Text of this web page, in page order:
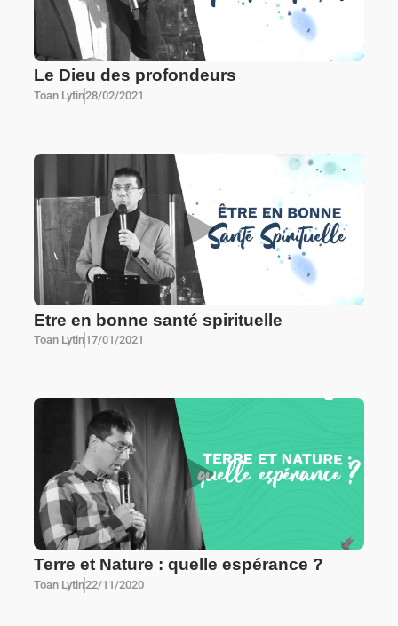
Le Dieu des profondeurs
Toan Lytin28/02/2021
Etre en bonne santé spirituelle
Toan Lytin17/01/2021
Terre et Nature : quelle espérance ?
Toan Lytin22/11/2020